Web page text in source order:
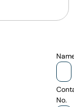
No.